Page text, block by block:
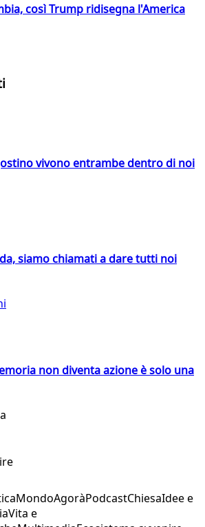
così Trump ridisegna l'America
vivono entrambe dentro di noi
siamo chiamati a dare tutti noi
non diventa azione è solo una
MondoAgoràPodcastChiesaIdee e
Vita e